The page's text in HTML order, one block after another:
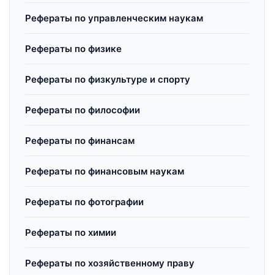
Рефераты по управленческим наукам
Рефераты по физике
Рефераты по физкультуре и спорту
Рефераты по философии
Рефераты по финансам
Рефераты по финансовым наукам
Рефераты по фотографии
Рефераты по химии
Рефераты по хозяйственному праву